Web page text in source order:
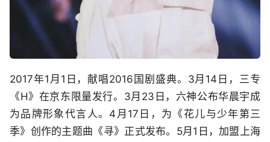
2017年1月1日，献唱2016国剧盛典。3月14日，三专
《H》在京东限量发行。3月23日，六神公布华晨宇成
为品牌形象代言人。4月17日，为《花儿与少年第三
季》创作的主题曲《寻》正式发布。5月1日，加盟上海